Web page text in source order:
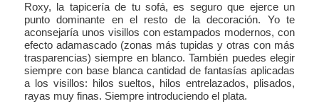
Roxy, la tapicería de tu sofá, es seguro que ejerce un
punto dominante en el resto de la decoración. Yo te
aconsejaría unos visillos con estampados modernos, con
efecto adamascado (zonas más tupidas y otras con más
trasparencias) siempre en blanco. También puedes elegir
siempre con base blanca cantidad de fantasías aplicadas
a los visillos: hilos sueltos, hilos entrelazados, plisados,
rayas muy finas. Siempre introduciendo el plata.